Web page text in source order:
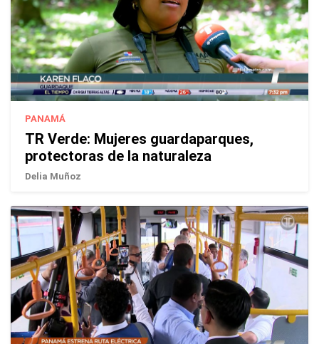
PANAMÁ
TR Verde: Mujeres guardaparques,
protectoras de la naturaleza
Delia Muñoz